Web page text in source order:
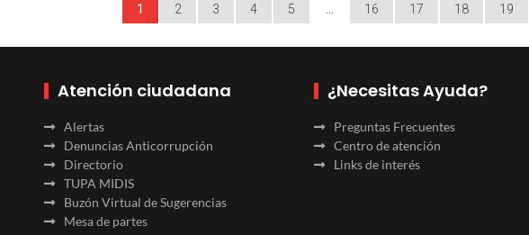
1 2 3 4 5 16 17 18 19
Atención ciudadana
Alertas
Denuncias Anticorrupción
Directorio
TUPA MIDIS
Buzón Virtual de Sugerencias
Mesa de partes
¿Necesitas Ayuda?
Preguntas Frecuentes
Centro de atención
Links de interés